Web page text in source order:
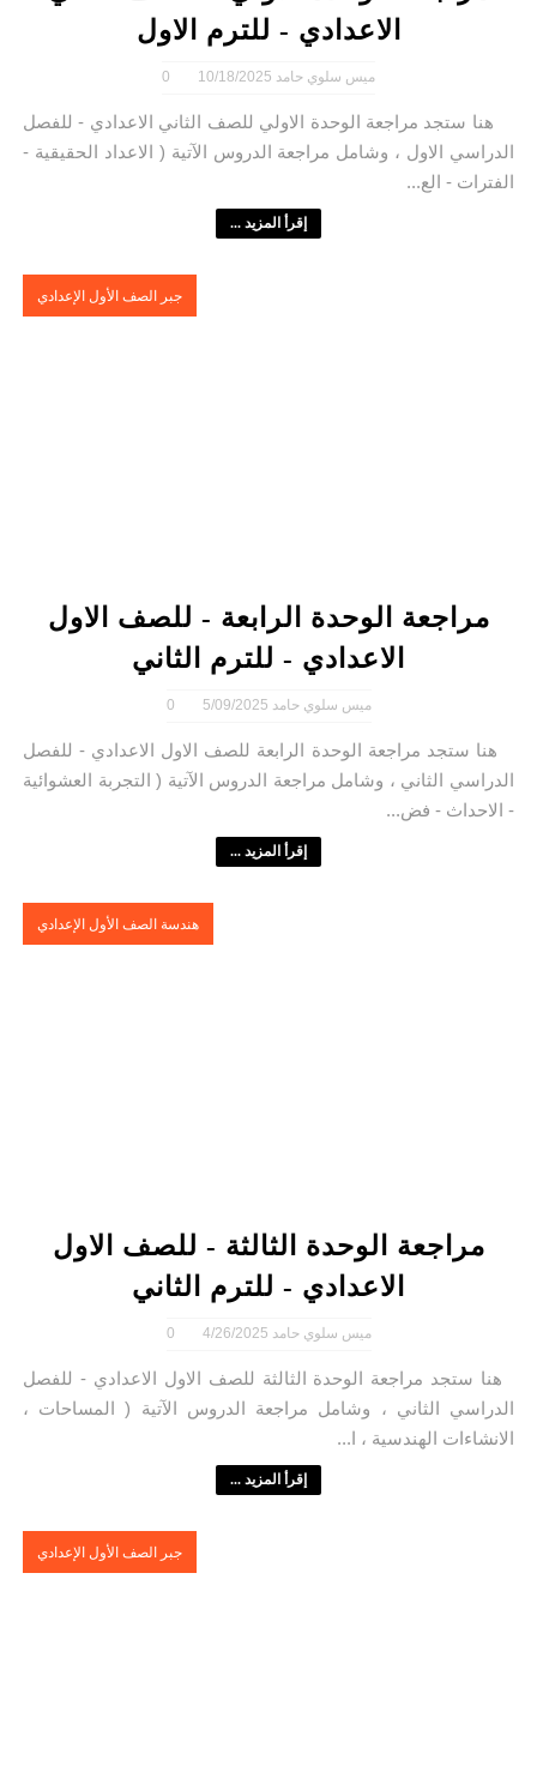
الاعدادي - للترم الاول
ميس سلوي حامد 10/18/2025
0
هنا ستجد مراجعة الوحدة الاولي للصف الثاني الاعدادي - للفصل
الدراسي الاول ، وشامل مراجعة الدروس الآتية ( الاعداد الحقيقية -
الفترات - الع...
إقرأ المزيد ...
جبر الصف الأول الإعدادي
مراجعة الوحدة الرابعة - للصف الاول
الاعدادي - للترم الثاني
ميس سلوي حامد 5/09/2025
0
هنا ستجد مراجعة الوحدة الرابعة للصف الاول الاعدادي - للفصل
الدراسي الثاني ، وشامل مراجعة الدروس الآتية ( التجربة العشوائية
- الاحداث - فض...
إقرأ المزيد ...
هندسة الصف الأول الإعدادي
مراجعة الوحدة الثالثة - للصف الاول
الاعدادي - للترم الثاني
ميس سلوي حامد 4/26/2025
0
هنا ستجد مراجعة الوحدة الثالثة للصف الاول الاعدادي - للفصل
الدراسي الثاني ، وشامل مراجعة الدروس الآتية ( المساحات ،
الانشاءات الهندسية ، ا...
إقرأ المزيد ...
جبر الصف الأول الإعدادي